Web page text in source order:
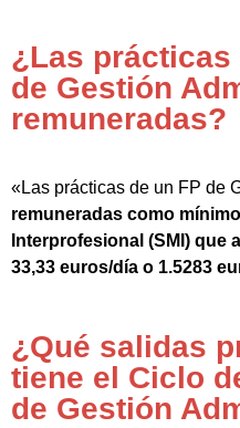
¿Las prácticas
de Gestión
remuneradas?
«Las prácticas de un FP de
remuneradas como
Interprofesional (SMI) que
33,33 euros/día o 1.5283
¿Qué salidas
tiene el Ciclo
de Gestión